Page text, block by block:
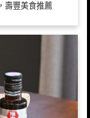
壽豐美食推薦